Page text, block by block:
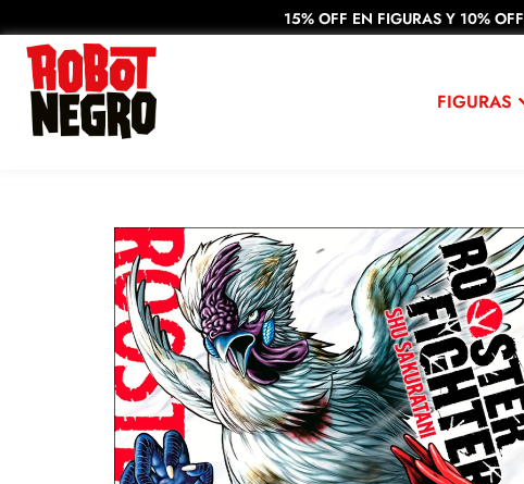
15% OFF EN FIGURAS Y 10%
FIGURAS